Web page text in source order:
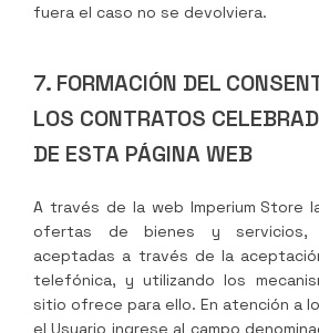
fuera el caso no se devolviera.
7. FORMACIÓN DEL
LOS CONTRATOS
DE ESTA PÁGINA WEB
A través de la web Imperium Store
ofertas de bienes y servicios,
aceptadas a través de la
telefónica, y utilizando los
sitio ofrece para ello. En atención a
el Usuario ingrese al campo